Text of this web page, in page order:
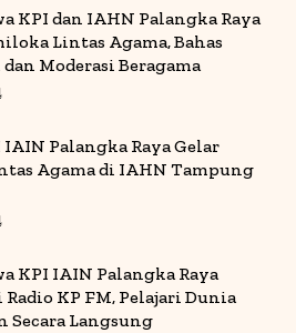
KPI dan IAHN Palangka Raya
Lintas Agama, Bahas
Moderasi Beragama
Palangka Raya Gelar
Agama di IAHN Tampung
KPI IAIN Palangka Raya
KP FM, Pelajari Dunia
Secara Langsung